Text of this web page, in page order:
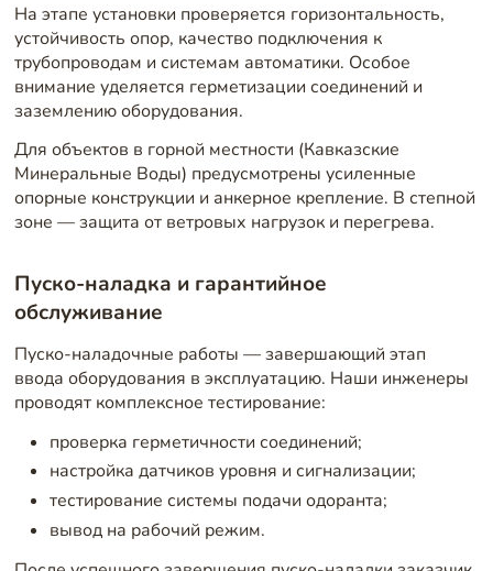
На этапе установки проверяется горизонтальность,
устойчивость опор, качество подключения к
трубопроводам и системам автоматики. Особое
внимание уделяется герметизации соединений и
заземлению оборудования.
Для объектов в горной местности (Кавказские
Минеральные Воды) предусмотрены усиленные
опорные конструкции и анкерное крепление. В степной
зоне — защита от ветровых нагрузок и перегрева.
Пуско-наладка и гарантийное
обслуживание
Пуско-наладочные работы — завершающий этап
ввода оборудования в эксплуатацию. Наши инженеры
проводят комплексное тестирование:
проверка герметичности соединений;
настройка датчиков уровня и сигнализации;
тестирование системы подачи одоранта;
вывод на рабочий режим.